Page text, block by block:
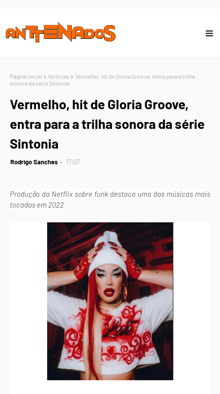
Página inicial Notícias
Vermelho, hit de Gloria Groove, entra para a trilha
sonora da série Sintonia
Vermelho, hit de Gloria Groove,
entra para a trilha sonora da série
Sintonia
Rodrigo Sanches 17:07
Produção da Netflix sobre funk destaca uma das músicas mais
tocadas em 2022